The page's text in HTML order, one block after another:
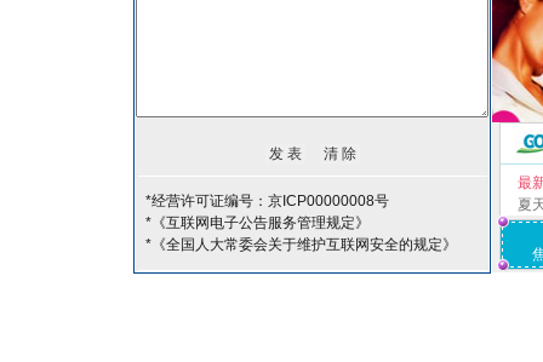
*经营许可证编号：京ICP00000008号
*《互联网电子公告服务管理规定》
*《全国人大常委会关于维护互联网安全的规定》
最
夏